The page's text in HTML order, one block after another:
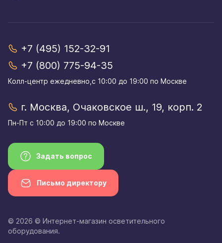
+7 (495) 152-32-91
+7 (800) 775-94-35
Колл-центр eжедневно,с 10:00 до 19:00 по Москве
г. Москва, Очаковское ш., 19, корп. 2
Пн-Пт с 10:00 до 19:00 по Москве
Задать вопрос
Письмо директору
© 2026 © Интернет-магазин осветительного
оборудования.